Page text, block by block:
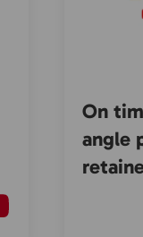
On
angle